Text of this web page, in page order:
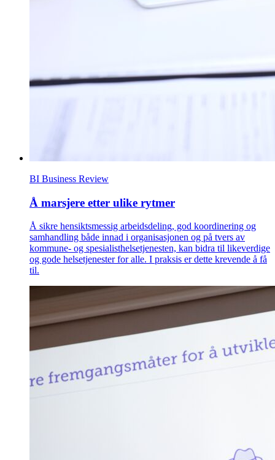
BI Business Review
Å marsjere etter ulike rytmer
Å sikre hensiktsmessig arbeidsdeling, god koordinering og
samhandling både innad i organisasjonen og på tvers av
kommune- og spesialisthelsetjenesten, kan bidra til likeverdige
og gode helsetjenester for alle. I praksis er dette krevende å få
til.